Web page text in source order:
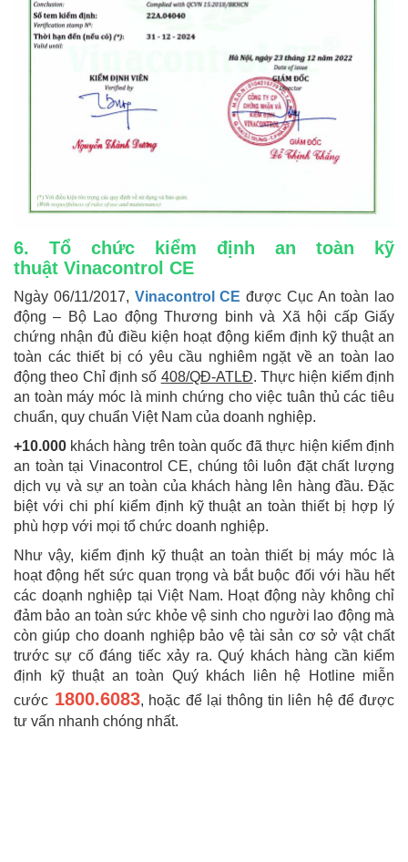
6. Tổ chức kiểm định an toàn kỹ
thuật Vinacontrol CE
Ngày 06/11/2017, Vinacontrol CE được Cục An toàn lao
động – Bộ Lao động Thương binh và Xã hội cấp Giấy
chứng nhận đủ điều kiện hoạt động kiểm định kỹ thuật an
toàn các thiết bị có yêu cầu nghiêm ngặt về an toàn lao
động theo Chỉ định số 408/QĐ-ATLĐ. Thực hiện kiểm định
an toàn máy móc là minh chứng cho việc tuân thủ các tiêu
chuẩn, quy chuẩn Việt Nam của doanh nghiệp.
+10.000 khách hàng trên toàn quốc đã thực hiện kiểm định
an toàn tại Vinacontrol CE, chúng tôi luôn đặt chất lượng
dịch vụ và sự an toàn của khách hàng lên hàng đầu. Đặc
biệt với chi phí kiểm định kỹ thuật an toàn thiết bị hợp lý
phù hợp với mọi tổ chức doanh nghiệp.
Như vậy, kiểm định kỹ thuật an toàn thiết bị máy móc là
hoạt động hết sức quan trọng và bắt buộc đối với hầu hết
các doạnh nghiệp tại Việt Nam. Hoạt động này không chỉ
đảm bảo an toàn sức khỏe vệ sinh cho người lao động mà
còn giúp cho doanh nghiệp bảo vệ tài sản cơ sở vật chất
trước sự cố đáng tiếc xảy ra. Quý khách hàng cần kiểm
định kỹ thuật an toàn Quý khách liên hệ Hotline miễn
cước 1800.6083, hoặc để lại thông tin liên hệ để được
tư vấn nhanh chóng nhất.